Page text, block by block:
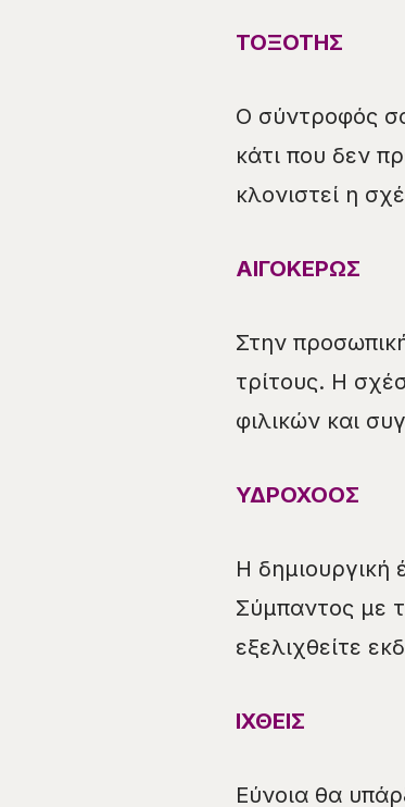
ΤΟΞΟΤΗΣ
Ο σύντροφός
κάτι που δεν
κλονιστεί η
ΑΙΓΟΚΕΡΩΣ
Στην
τρίτους. Η
φιλικών και
ΥΔΡΟΧΟΟΣ
Η δημιουργική
Σύμπαντος με
εξελιχθείτε
ΙΧΘΕΙΣ
Εύνοια θα